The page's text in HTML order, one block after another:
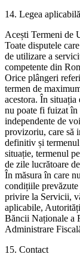
14. Legea
Acești Termeni de
Toate disputele
de utilizare a
competente din
Orice plângeri
termen de
acestora. În situația
nu poate fi fuizat în
independente de
provizoriu, care să
definitiv și
situație, termenul
de zile lucrătoare
În măsura în care
condițiile
privire la Servicii,
aplicabile,
Băncii Naționale a
Administrare
15. Contact